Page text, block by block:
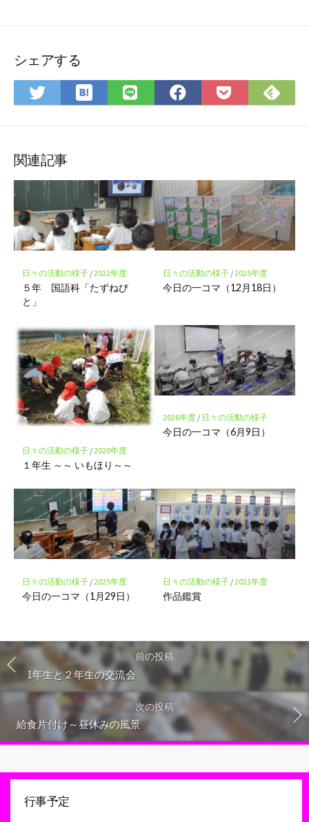
シェアする
Twitter
で
ア
は
て
ク
マ
ー
ク
に
保
存
LINE
で
Facebook
で
Pocket
に
で
関連記事
日々の活動の様子/2022年度
５年 国語科「たずねび
と」
日々の活動の様子/2025年度
今日の一コマ（12月18日）
日々の活動の様子/2020年度
１年生 ～～ いもほり～～
2026年度/ 日々の活動の様子
今日の一コマ（6月9日）
日々の活動の様子/2025年度
今日の一コマ（1月29日）
日々の活動の様子/2021年度
作品鑑賞
前の投稿
1年生と２年生の交流会
次の投稿
給食片付け～昼休みの風景
行事予定